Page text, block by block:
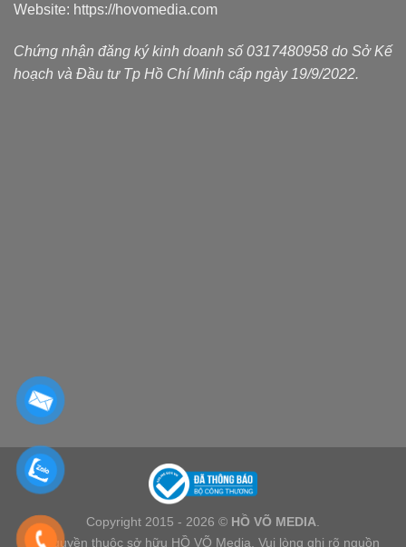
Website: https://hovomedia.com
Chứng nhận đăng ký kinh doanh số 0317480958 do Sở Kế
hoạch và Đầu tư Tp Hồ Chí Minh cấp ngày 19/9/2022.
Copyright 2015 - 2026 © HỒ VÕ MEDIA
Bản quyền thuộc sở hữu HỒ VÕ Media. Vui lòng ghi rõ nguồn